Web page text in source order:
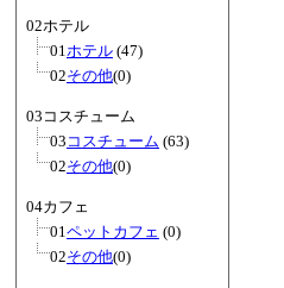
02ホテル
01ホテル (47)
02その他(0)
03コスチューム
03 コスチューム (63)
02その他(0)
04カフェ
01ペットカフェ (0)
02その他(0)